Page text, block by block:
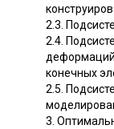
2.3.
2.4.
конечных
2.5.
3.